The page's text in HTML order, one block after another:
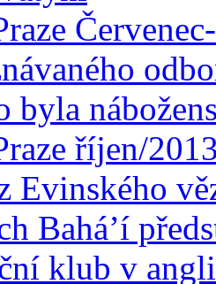
byla
říjen/
Evinského
Bahá’í
klub v